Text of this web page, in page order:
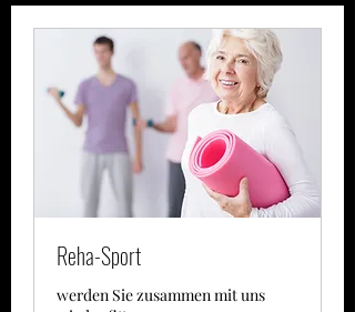
Reha-Sport
werden Sie zusammen mit uns